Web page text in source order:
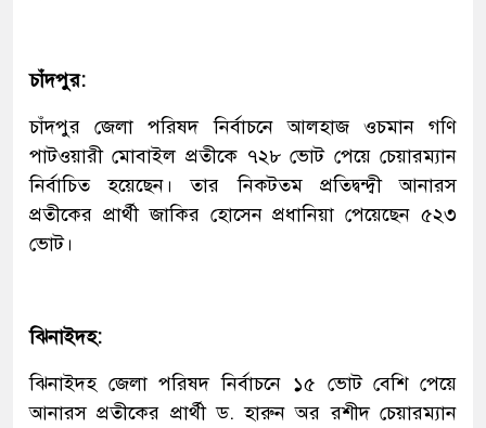
চাঁদপুর:
চাঁদপুর জেলা পরিষদ নির্বাচনে আলহাজ ওচমান গণি
পাটওয়ারী মোবাইল প্রতীকে ৭২৮ ভোট পেয়ে চেয়ারম্যান
নির্বাচিত হয়েছেন। তার নিকটতম প্রতিদ্বন্দ্বী আনারস
প্রতীকের প্রার্থী জাকির হোসেন প্রধানিয়া পেয়েছেন ৫২৩
ভোট।
ঝিনাইদহ:
ঝিনাইদহ জেলা পরিষদ নির্বাচনে ১৫ ভোট বেশি পেয়ে
আনারস প্রতীকের প্রার্থী ড. হারুন অর রশীদ চেয়ারম্যান